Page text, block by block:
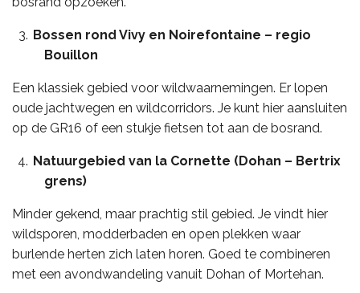
Bossen rond Vivy en Noirefontaine – regio
Bouillon
Een klassiek gebied voor wildwaarnemingen. Er lopen
oude jachtwegen en wildcorridors. Je kunt hier aansluiten
op de GR16 of een stukje fietsen tot aan de bosrand.
Natuurgebied van la Cornette (Dohan – Bertrix
grens)
Minder gekend, maar prachtig stil gebied. Je vindt hier
wildsporen, modderbaden en open plekken waar
burlende herten zich laten horen. Goed te combineren
met een avondwandeling vanuit Dohan of Mortehan.